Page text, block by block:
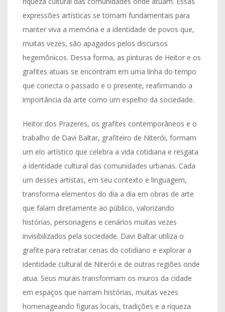
expressões artísticas se tornam fundamentais para
manter viva a memória e a identidade de povos que,
muitas vezes, são apagados pelos discursos
hegemônicos. Dessa forma, as pinturas de Heitor e os
grafites atuais se encontram em uma linha do tempo
que conecta o passado e o presente, reafirmando a
importância da arte como um espelho da sociedade.
Heitor dos Prazeres, os grafites contemporâneos e o
trabalho de Davi Baltar, grafiteiro de Niterói, formam
um elo artístico que celebra a vida cotidiana e resgata
a identidade cultural das comunidades urbanas. Cada
um desses artistas, em seu contexto e linguagem,
transforma elementos do dia a dia em obras de arte
que falam diretamente ao público, valorizando
histórias, personagens e cenários muitas vezes
invisibilizados pela sociedade. Davi Baltar utiliza o
grafite para retratar cenas do cotidiano e explorar a
identidade cultural de Niterói e de outras regiões onde
atua. Seus murais transformam os muros da cidade
em espaços que narram histórias, muitas vezes
homenageando figuras locais, tradições e a riqueza